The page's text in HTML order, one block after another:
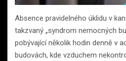
Absence pravidelného úklidu v
takzvaný „syndrom nemocných
pobývající několik hodin denně v
budovách, kde vzduchem